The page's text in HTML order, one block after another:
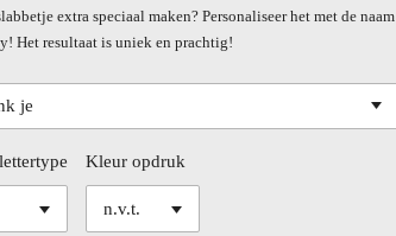
extra speciaal maken? Personaliseer het met de naam
Het resultaat is uniek en prachtig!
Kleur opdruk